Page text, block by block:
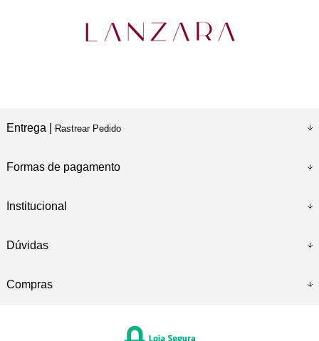
Entrega | Rastrear Pedido
Formas de pagamento
Institucional
Dúvidas
Compras